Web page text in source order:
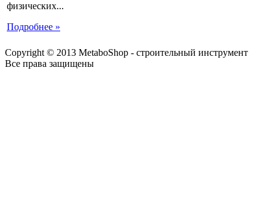
физических...
Подробнее »
Copyright © 2013 MetaboShop - строительный инструмент
Все права защищены